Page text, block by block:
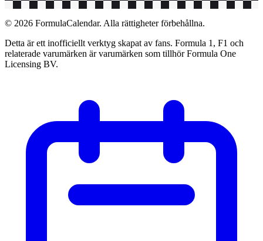
© 2026 FormulaCalendar. Alla rättigheter förbehållna.
Detta är ett inofficiellt verktyg skapat av fans. Formula 1, F1 och
relaterade varumärken är varumärken som tillhör Formula One
Licensing BV.